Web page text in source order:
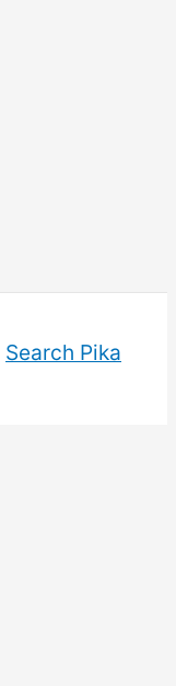
Search Pika